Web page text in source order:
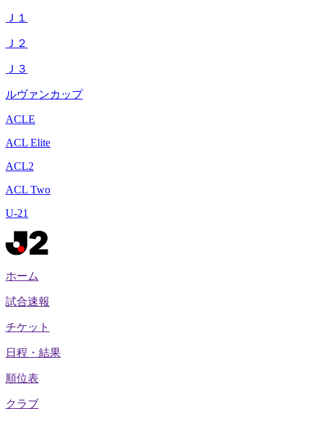
Ｊ１
Ｊ２
Ｊ３
ルヴァンカップ
ACLE
ACL Elite
ACL2
ACL Two
U-21
ホーム
試合速報
チケット
日程・結果
順位表
クラブ